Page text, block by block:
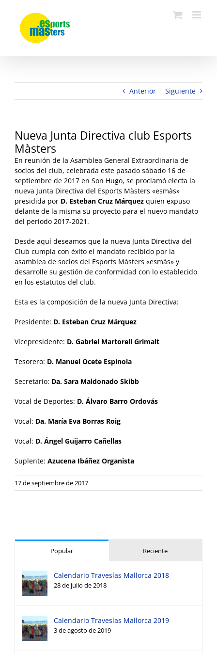
contenido
Anterior Siguiente
Nueva Junta Directiva club Esports
Màsters
En reunión de la Asamblea General Extraordinaria de
socios del club, celebrada este pasado sábado 16 de
septiembre de 2017 en Son Hugo, se proclamó electa la
nueva Junta Directiva del Esports Màsters «esmàs»
presidida por D. Esteban Cruz Márquez quien expuso
delante de la misma su proyecto para el nuevo mandato
del periodo 2017-2021.
Desde aquí deseamos que la nueva Junta Directiva del
Club cumpla con éxito el mandato recibido por la
asamblea de socios del Esports Màsters «esmàs» y
desarrolle su gestión de conformidad con lo establecido
en los estatutos del club.
Esta es la composición de la nueva Junta Directiva:
Presidente: D. Esteban Cruz Márquez
Vicepresidente: D. Gabriel Martorell Grimalt
Tesorero: D. Manuel Ocete Espínola
Secretario: Da. Sara Maldonado Skibb
Vocal de Deportes: D. Álvaro Barro Ordovás
Vocal: Da. María Eva Borras Roig
Vocal: D. Ángel Guijarro Cañellas
Suplente: Azucena Ibáñez Organista
17 de septiembre de 2017
Popular Reciente
Calendario Travesías Mallorca 2018
28 de julio de 2018
Calendario Travesías Mallorca 2019
3 de agosto de 2019